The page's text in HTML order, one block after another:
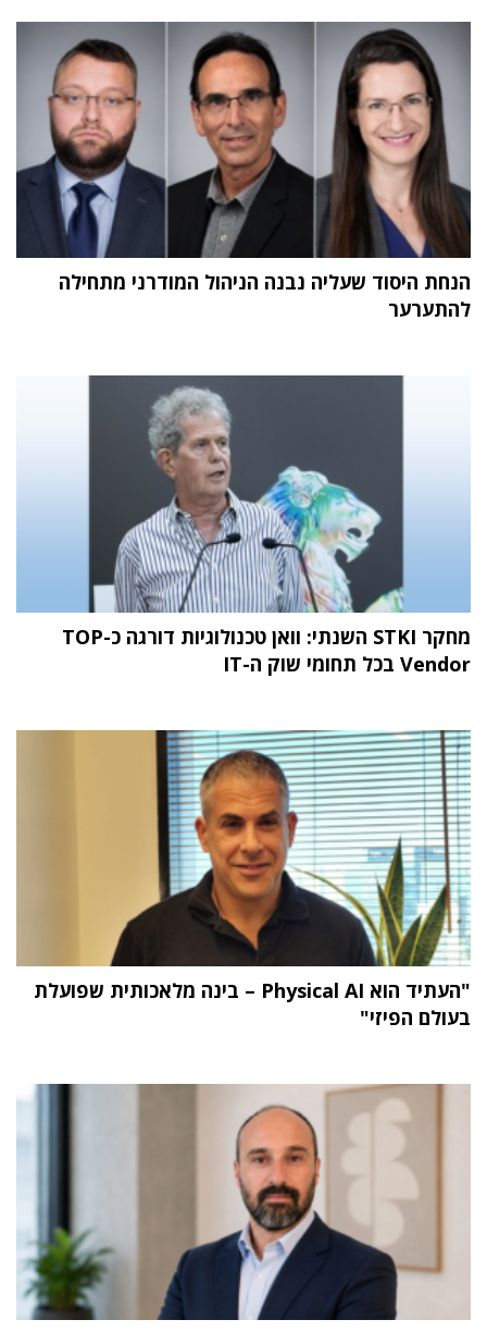
הנחת היסוד שעליה נבנה הניהול המודרני מתחילה
להתערער
מחקר STKI השנתי: וואן טכנולוגיות דורגה כ-TOP
Vendor בכל תחומי שוק ה-IT
"העתיד הוא Physical AI – בינה מלאכותית שפועלת
בעולם הפיזי"